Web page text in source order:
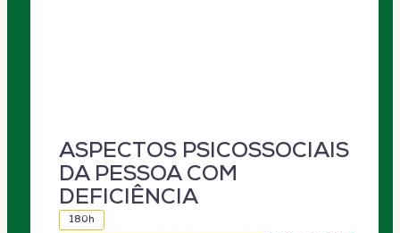
ASPECTOS PSICOSSOCIAIS
DA PESSOA COM
DEFICIÊNCIA
180h